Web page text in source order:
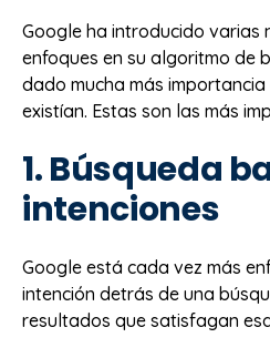
Google ha introducido varias
enfoques en su algoritmo de
dado mucha más
existían. Estas son las más
1. Búsqueda
intenciones
Google está cada vez más
intención detrás de una
resultados que satisfagan